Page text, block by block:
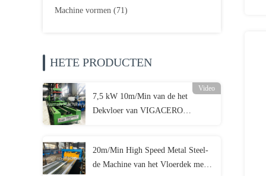
Machine vormen (71)
HETE PRODUCTEN
Video
7,5 kW 10m/Min van de het
Dekvloer van VIGACERO
20m/Min High Speed Metal Steel-
de Machine van het Vloerdek met